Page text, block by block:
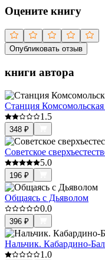
Оцените книгу
Опубликовать отзыв
книги автора
Станция
1.5
348 ₽
Советское
5.0
196 ₽
Общаясь с Дьяволом
0.0
396 ₽
Нальчик. Кабардино-
1.0